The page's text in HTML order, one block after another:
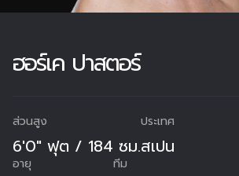
ฮอร์เค ปาสตอร์
ส่วนสูง
6'0" ฟุต / 184 ซม.
ประเทศ
สเปน
อายุ ทีม